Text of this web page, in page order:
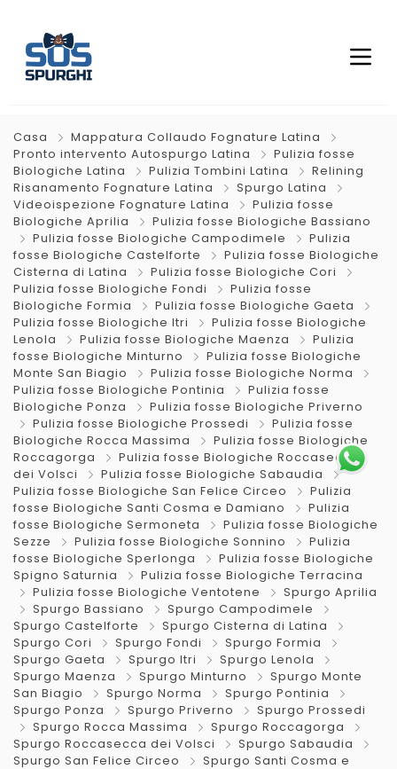
Casa
Mappatura Collaudo Fognature Latina
Pronto intervento Autospurgo Latina
Pulizia fosse
Biologiche Latina
Pulizia Tombini Latina
Relining
Risanamento Fognature Latina
Spurgo Latina
Videoispezione Fognature Latina
Pulizia fosse
Biologiche Aprilia
Pulizia fosse Biologiche Bassiano
Pulizia fosse Biologiche Campodimele
Pulizia
fosse Biologiche Castelforte
Pulizia fosse Biologiche
Cisterna di Latina
Pulizia fosse Biologiche Cori
Pulizia fosse Biologiche Fondi
Pulizia fosse
Biologiche Formia
Pulizia fosse Biologiche Gaeta
Pulizia fosse Biologiche Itri
Pulizia fosse Biologiche
Lenola
Pulizia fosse Biologiche Maenza
Pulizia
fosse Biologiche Minturno
Pulizia fosse Biologiche
Monte San Biagio
Pulizia fosse Biologiche Norma
Pulizia fosse Biologiche Pontinia
Pulizia fosse
Biologiche Ponza
Pulizia fosse Biologiche Priverno
Pulizia fosse Biologiche Prossedi
Pulizia fosse
Biologiche Rocca Massima
Pulizia fosse Biologiche
Roccagorga
Pulizia fosse Biologiche Roccasecca
dei Volsci
Pulizia fosse Biologiche Sabaudia
Pulizia fosse Biologiche San Felice Circeo
Pulizia
fosse Biologiche Santi Cosma e Damiano
Pulizia
fosse Biologiche Sermoneta
Pulizia fosse Biologiche
Sezze
Pulizia fosse Biologiche Sonnino
Pulizia
fosse Biologiche Sperlonga
Pulizia fosse Biologiche
Spigno Saturnia
Pulizia fosse Biologiche Terracina
Pulizia fosse Biologiche Ventotene
Spurgo Aprilia
Spurgo Bassiano
Spurgo Campodimele
Spurgo Castelforte
Spurgo Cisterna di Latina
Spurgo Cori
Spurgo Fondi
Spurgo Formia
Spurgo Gaeta
Spurgo Itri
Spurgo Lenola
Spurgo Maenza
Spurgo Minturno
Spurgo Monte
San Biagio
Spurgo Norma
Spurgo Pontinia
Spurgo Ponza
Spurgo Priverno
Spurgo Prossedi
Spurgo Rocca Massima
Spurgo Roccagorga
Spurgo Roccasecca dei Volsci
Spurgo Sabaudia
Spurgo San Felice Circeo
Spurgo Santi Cosma e